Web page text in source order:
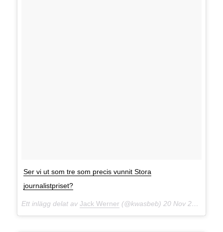
Ser vi ut som tre som precis vunnit Stora
journalistpriset?
Ett inlägg delat avJack Werner (@kwasbeb)20 Nov 2014 kl. 11:02 PST